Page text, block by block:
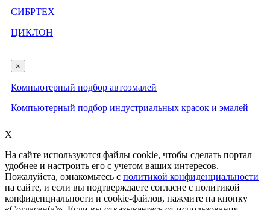
СИБРТЕХ
ЦИКЛОН
×
Компьютерный подбор автоэмалей
Компьютерный подбор индустриальных красок и эмалей
X
На сайте используются файлы cookie, чтобы сделать портал
удобнее и настроить его с учетом ваших интересов.
Пожалуйста, ознакомьтесь с политикой конфиденциальности
на сайте, и если вы подтверждаете согласие с политикой
конфиденциальности и cookie-файлов, нажмите на кнопку